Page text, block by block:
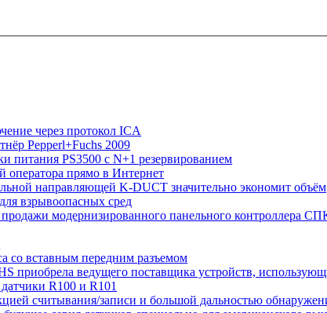
через протокол ICA
Pepperl+Fuchs 2009
питания PS3500 с N+1 резервированием
оператора прямо в Интернет
направляющей K-DUCT значительно экономит объём
взрывоопасных сред
модернизированного панельного контроллера
со вставным передним разъемом
приобрела ведущего поставщика устройств,
R100 и R101
считывания/записи и большой дальностью